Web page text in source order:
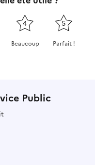
4
Beaucoup
5
Parfait !
Public